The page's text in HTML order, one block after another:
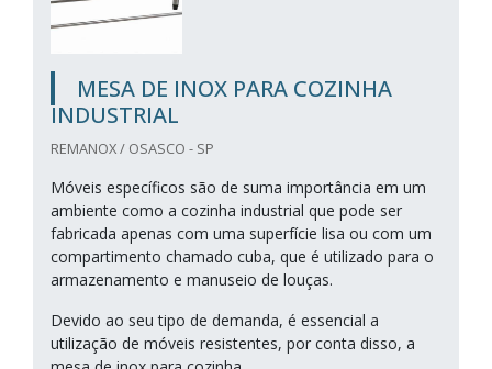
MESA DE INOX PARA COZINHA
INDUSTRIAL
REMANOX / OSASCO - SP
Móveis específicos são de suma importância em um
ambiente como a cozinha industrial que pode ser
fabricada apenas com uma superfície lisa ou com um
compartimento chamado cuba, que é utilizado para o
armazenamento e manuseio de louças.
Devido ao seu tipo de demanda, é essencial a
utilização de móveis resistentes, por conta disso, a